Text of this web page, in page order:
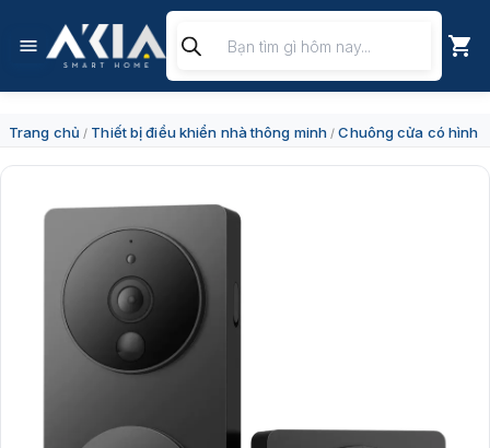
kiếm
sản
Trang chủ / Thiết bị điều khiển nhà thông minh /Chuông cửa có hình